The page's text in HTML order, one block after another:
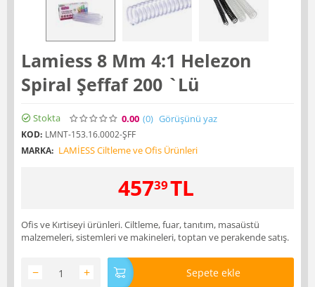
Lamiess 8 Mm 4:1 Helezon
Spiral Şeffaf 200 `Lü
Stokta 0.00 (0) Görüşünü yaz
KOD: LMNT-153.16.0002-ŞFF
MARKA: LAMİESS Ciltleme ve Ofis Ürünleri
45739TL
Ofis ve Kırtiseyi ürünleri. Ciltleme, fuar, tanıtım, masaüstü
malzemeleri, sistemleri ve makineleri, toptan ve perakende satış.
+
− Sepete ekle